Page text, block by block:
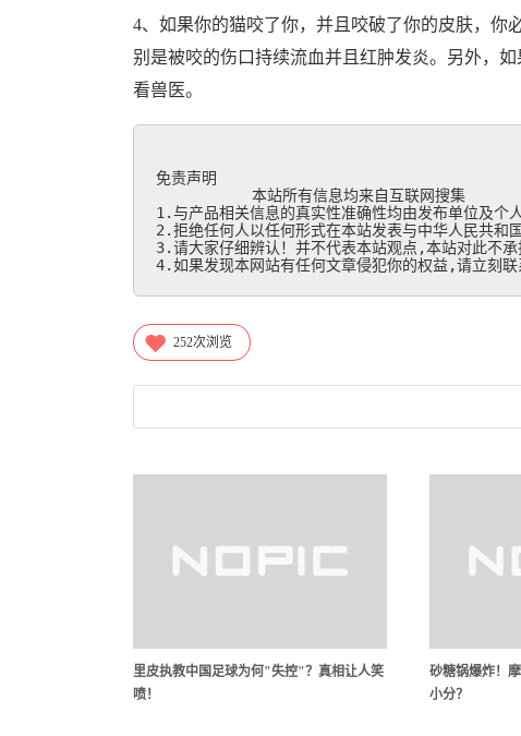
4、如果你的猫咬了你，并且咬破了你的皮肤，你
别是被咬的伤口持续流血并且红肿发炎。另外，
看兽医。
免责声明
本站所有信息均来自互联网搜集
1.与产品相关信息的真实性准确性均由发布单位及个人
2.拒绝任何人以任何形式在本站发表与中华人民共和
3.请大家仔细辨认！并不代表本站观点,本站对此不承
4.如果发现本网站有任何文章侵犯你的权益,请立刻
252次浏览
里皮执教中国足球为何"失控"？真相让人笑
喷！
砂糖锅爆炸！
小分？